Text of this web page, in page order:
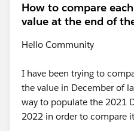
How to compare
value at the end of
Hello Community
I have been trying to
the value in December of
way to populate the 2021
2022 in order to compare